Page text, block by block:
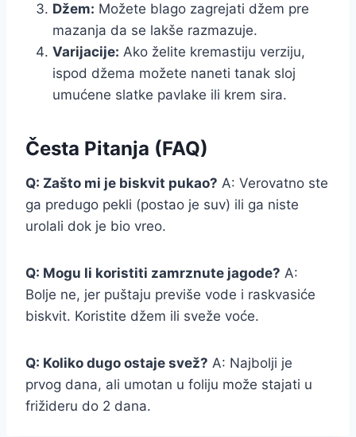
Džem: Možete blago zagrejati džem pre
mazanja da se lakše razmazuje.
Varijacije: Ako želite kremastiju verziju,
ispod džema možete naneti tanak sloj
umućene slatke pavlake ili krem sira.
Česta Pitanja (FAQ)
Q: Zašto mi je biskvit pukao? A: Verovatno ste
ga predugo pekli (postao je suv) ili ga niste
urolali dok je bio vreo.
Q: Mogu li koristiti zamrznute jagode? A:
Bolje ne, jer puštaju previše vode i raskvasiće
biskvit. Koristite džem ili sveže voće.
Q: Koliko dugo ostaje svež? A: Najbolji je
prvog dana, ali umotan u foliju može stajati u
frižideru do 2 dana.